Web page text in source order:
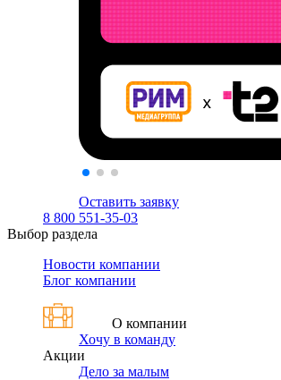
Оставить заявку
8 800 551-35-03
Выбор раздела
Новости компании
Блог компании
О компании
Хочу в команду
Акции
Дело за малым